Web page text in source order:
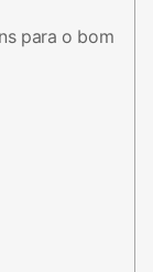
para o bom